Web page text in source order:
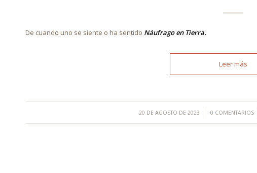
De cuando uno se siente o ha sentido Náufrago en Tierra.
Leer más
20 DE AGOSTO DE 2023
/ 0 COMENTARIOS
/